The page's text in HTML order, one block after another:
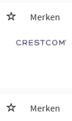
Merken
Merken